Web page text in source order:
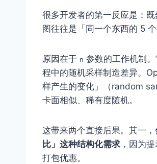
很多开发者的第一反应是：
图往往是「同一个东西的 5
原因在于 n 参数的工作机制
程中的随机采样制造差异。
样产生的变化」（random
卡面相似、稀有度随机。
这带来两个直接后果。其一，
比」这种结构化需求 ，因为
打包优惠。